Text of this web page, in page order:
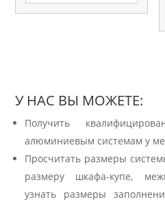
У НАС ВЫ МОЖЕТЕ:
Получить
алюминиевым системам у
Просчитать размеры
размеру шкафа-купе,
узнать размеры